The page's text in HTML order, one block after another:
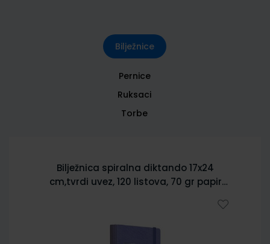
Bilježnice
Pernice
Ruksaci
Torbe
Bilježnica spiralna diktando 17x24
cm,tvrdi uvez, 120 listova, 70 gr papir